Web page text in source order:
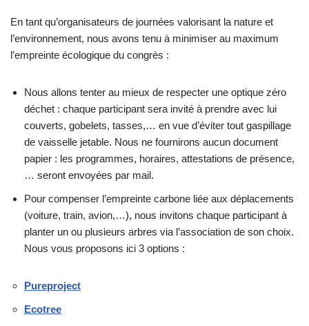
En tant qu’organisateurs de journées valorisant la nature et
l’environnement, nous avons tenu à minimiser au maximum
l’empreinte écologique du congrès :
Nous allons tenter au mieux de respecter une optique zéro
déchet : chaque participant sera invité à prendre avec lui
couverts, gobelets, tasses,… en vue d’éviter tout gaspillage
de vaisselle jetable. Nous ne fournirons aucun document
papier : les programmes, horaires, attestations de présence,
… seront envoyées par mail.
Pour compenser l’empreinte carbone liée aux déplacements
(voiture, train, avion,…), nous invitons chaque participant à
planter un ou plusieurs arbres via l’association de son choix.
Nous vous proposons ici 3 options :
Pureproject
Ecotree